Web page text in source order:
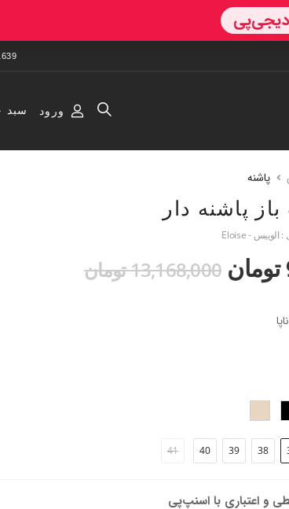
ورود سبد
پاشنه
پاشنه دار
: الوییس - Eloise
13,168,000 تومان
پهن
را انتخاب کنید.
38
39
40
41
و اعتباری با اسنپ‌پی